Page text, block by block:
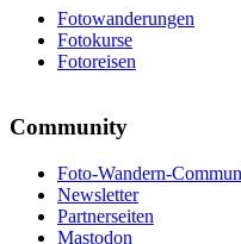
Fotowanderungen
Fotokurse
Fotoreisen
Community
Foto-Wandern-
Newsletter
Partnerseiten
Mastodon